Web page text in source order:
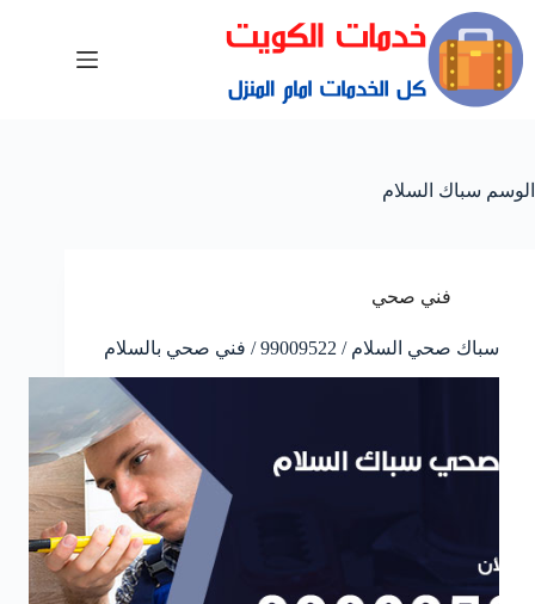
الوسم سباك السلام
فني صحي
سباك صحي السلام / 99009522 / فني صحي بالسلام